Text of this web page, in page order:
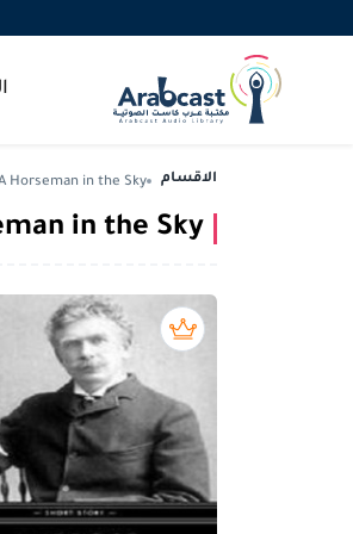
الاقسام Horseman in the Sky
in the Sky
بريميوم book